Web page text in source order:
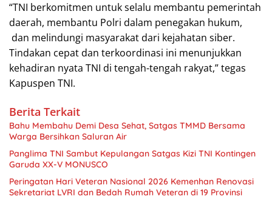
“TNI berkomitmen untuk selalu membantu pemerintah
daerah, membantu Polri dalam penegakan hukum,
dan melindungi masyarakat dari kejahatan siber.
Tindakan cepat dan terkoordinasi ini menunjukkan
kehadiran nyata TNI di tengah-tengah rakyat,” tegas
Kapuspen TNI.
Berita Terkait
Bahu Membahu Demi Desa Sehat, Satgas TMMD Bersama
Warga Bersihkan Saluran Air
Panglima TNI Sambut Kepulangan Satgas Kizi TNI Kontingen
Garuda XX-V MONUSCO
Peringatan Hari Veteran Nasional 2026 Kemenhan Renovasi
Sekretariat LVRI dan Bedah Rumah Veteran di 19 Provinsi